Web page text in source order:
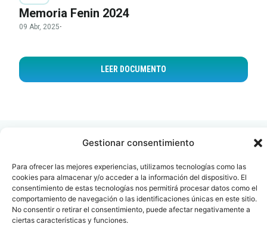
Gestionar consentimiento
Para ofrecer las mejores experiencias, utilizamos tecnologías como las
cookies para almacenar y/o acceder a la información del dispositivo. El
consentimiento de estas tecnologías nos permitirá procesar datos como el
comportamiento de navegación o las identificaciones únicas en este sitio.
No consentir o retirar el consentimiento, puede afectar negativamente a
ciertas características y funciones.
Memoria Fenin 2024
09 Abr, 2025·
LEER DOCUMENTO
Contacto
info@fenin.es
C/ Villanueva, 20 - 1-
Oficina Barcelona
Travesera de Gracia, 56 -
1º, 3ª 08006